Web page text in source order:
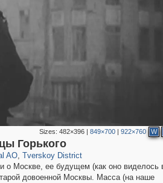
Sizes:482×396 |849×700 |922×760 W
Горького
AO, Tverskoy District
53,055 2,283
о Москве, ее будущем (как оно виделось
довоенной Москвы. Масса (на наше